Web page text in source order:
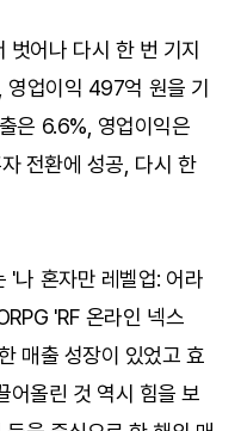
벗어나 다시 한 번 기지
업이익 497억 원을 기
은 6.6%, 영업이익은
전환에 성공, 다시 한
'나 혼자만 레벨업: 어라
'RF 온라인 넥스
매출 성장이 있었고 효
어올린 것 역시 힘을 보